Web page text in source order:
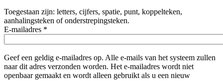
Toegestaan zijn: letters, cijfers, spatie, punt, koppelteken,
aanhalingsteken of onderstrepingsteken.
E-mailadres *
Geef een geldig e-mailadres op. Alle e-mails van het systeem zullen
naar dit adres verzonden worden. Het e-mailadres wordt niet
openbaar gemaakt en wordt alleen gebruikt als u een nieuw